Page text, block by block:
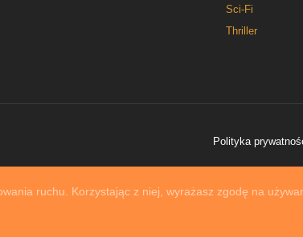
ruchu. Korzystając z niej, wyrażasz zgodę na
Sci-Fi
Thriller
Polityka